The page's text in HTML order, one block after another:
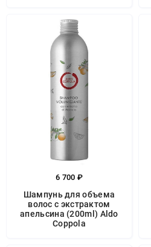
6 700 ₽
Шампунь для объема
волос с экстрактом
апельсина (200ml) Aldo
Coppola